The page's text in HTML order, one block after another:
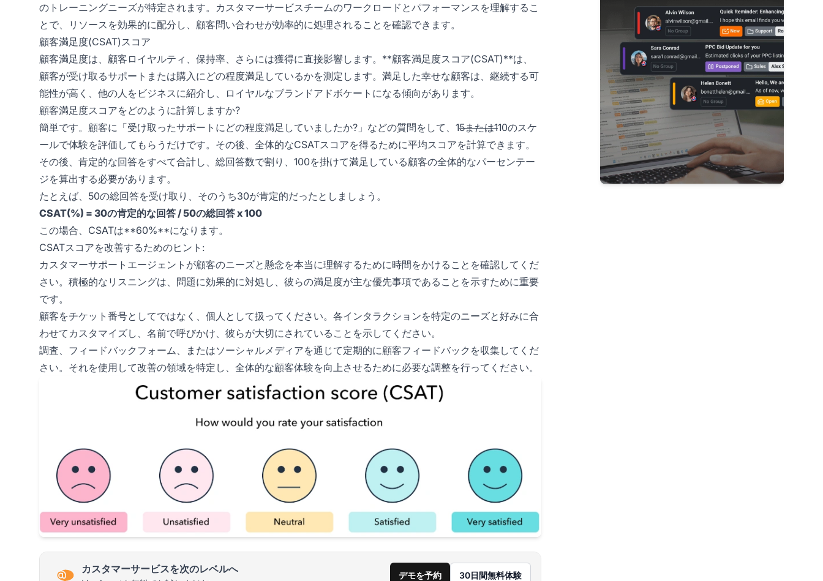
のトレーニングニーズが特定されます。カスタマーサービスチームのワークロードとパフォーマンスを理解するこ
とで、リソースを効果的に配分し、顧客問い合わせが効率的に処理されることを確認できます。
顧客満足度(CSAT)スコア
顧客満足度は、顧客ロイヤルティ、保持率、さらには獲得に直接影響します。**顧客満足度スコア(CSAT)**は、
顧客が受け取るサポートまたは購入にどの程度満足しているかを測定します。満足した幸せな顧客は、継続する可
能性が高く、他の人をビジネスに紹介し、ロイヤルなブランドアドボケートになる傾向があります。
顧客満足度スコアをどのように計算しますか?
簡単です。顧客に「受け取ったサポートにどの程度満足していましたか?」などの質問をして、15または110のスケ
ールで体験を評価してもらうだけです。その後、全体的なCSATスコアを得るために平均スコアを計算できます。
その後、肯定的な回答をすべて合計し、総回答数で割り、100を掛けて満足している顧客の全体的なパーセンテー
ジを算出する必要があります。
たとえば、50の総回答を受け取り、そのうち30が肯定的だったとしましょう。
CSAT(%) = 30の肯定的な回答 / 50の総回答 x 100
この場合、CSATは**60%**になります。
CSATスコアを改善するためのヒント:
カスタマーサポートエージェントが顧客のニーズと懸念を本当に理解するために時間をかけることを確認してくだ
さい。積極的なリスニングは、問題に効果的に対処し、彼らの満足度が主な優先事項であることを示すために重要
です。
顧客をチケット番号としてではなく、個人として扱ってください。各インタラクションを特定のニーズと好みに合
わせてカスタマイズし、名前で呼びかけ、彼らが大切にされていることを示してください。
調査、フィードバックフォーム、またはソーシャルメディアを通じて定期的に顧客フィードバックを収集してくだ
さい。それを使用して改善の領域を特定し、全体的な顧客体験を向上させるために必要な調整を行ってください。
カスタマーサービスを次のレベルへ
デモを予約 30日間無料体験